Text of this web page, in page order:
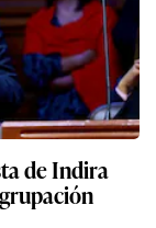
de Indira